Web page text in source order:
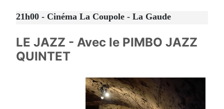
21h00 - Cinéma La Coupole - La Gaude
LE JAZZ - Avec le PIMBO JAZZ
QUINTET